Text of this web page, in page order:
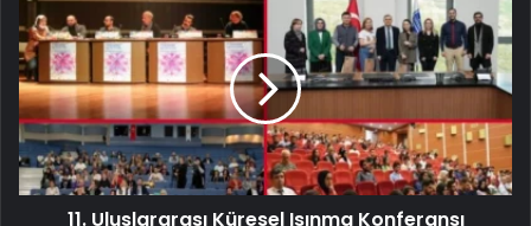
11. Uluslararası Küresel Isınma Konferansı